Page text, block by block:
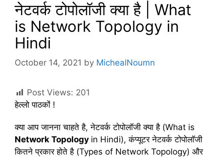
नेटवर्क टोपोलॉजी क्या है | What
is Network Topology in
Hindi
October 14, 2021 by MichealNoumn
Post Views: 201
हेल्लो पाठकों !
क्या आप जानना चाहते है, नेटवर्क टोपोलॉजी क्या है (What is
Network Topology in Hindi), कंप्यूटर नेटवर्क टोपोलॉजी
कितने प्रकार होते है (Types of Network Topology) और